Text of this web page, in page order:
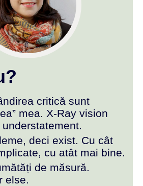
critică sunt
mea. X-Ray vision
deci exist. Cu cât
cu atât mai bine.
de măsură.
else.